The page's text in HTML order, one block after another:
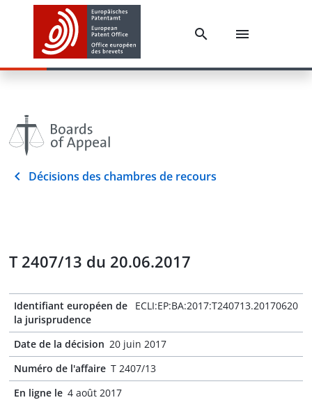
Décisions des chambres de recours
T 2407/13 du 20.06.2017
Identifiant européen de
la jurisprudence
ECLI:EP:BA:2017:T240713.20170620
Date de la décision 20 juin 2017
Numéro de l'affaire T 2407/13
En ligne le 4 août 2017